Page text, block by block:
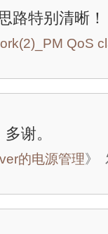
路特别清晰！
QoS
谢。
的电源管理》